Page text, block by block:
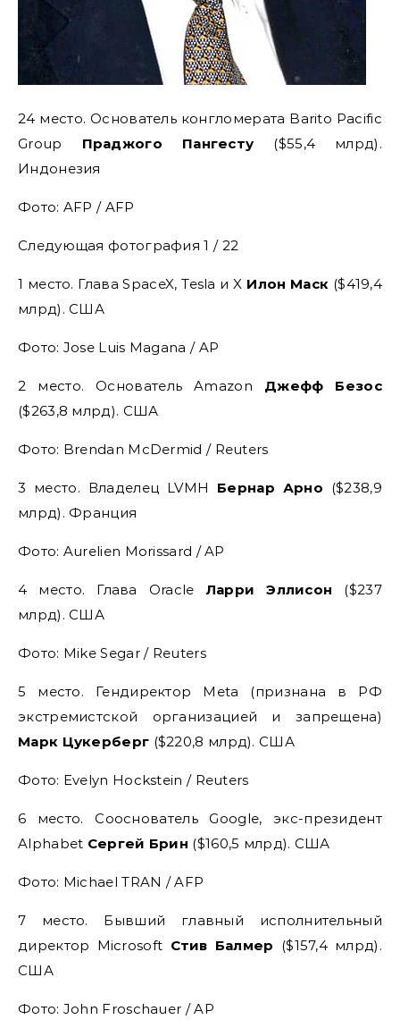
24 место. Основатель конгломерата Barito Pacific
Group Праджого Пангесту ($55,4 млрд).
Индонезия
Фото: AFP / AFP
Следующая фотография 1 / 22
1 место. Глава SpaceX, Tesla и X Илон Маск ($419,4
млрд). США
Фото: Jose Luis Magana / AP
2 место. Основатель Amazon Джефф Безос
($263,8 млрд). США
Фото: Brendan McDermid / Reuters
3 место. Владелец LVMH Бернар Арно ($238,9
млрд). Франция
Фото: Aurelien Morissard / AP
4 место. Глава OracleЛарри Эллисон ($237
млрд). США
Фото: Mike Segar / Reuters
5 место. Гендиректор Meta (признана в РФ
экстремистской организацией и запрещена)
Марк Цукерберг ($220,8 млрд). США
Фото: Evelyn Hockstein / Reuters
6 место. Сооснователь Google, экс-президент
Alphabet Сергей Брин ($160,5 млрд). США
Фото: Michael TRAN / AFP
7 место. Бывший главный исполнительный
директор Microsoft Стив Балмер ($157,4 млрд).
США
Фото: John Froschauer / AP